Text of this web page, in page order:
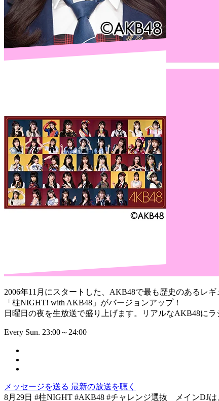
2006年11月にスタートした、AKB48で最も歴史のあるレギ
「柱NIGHT! with AKB48」がバージョンアップ！
日曜日の夜を生放送で盛り上げます。リアルなAKB48にラ
Every Sun. 23:00～24:00
メッセージを送る 最新の放送を聴く
8月29日 #柱NIGHT #AKB48 #チャレンジ選抜 メイン